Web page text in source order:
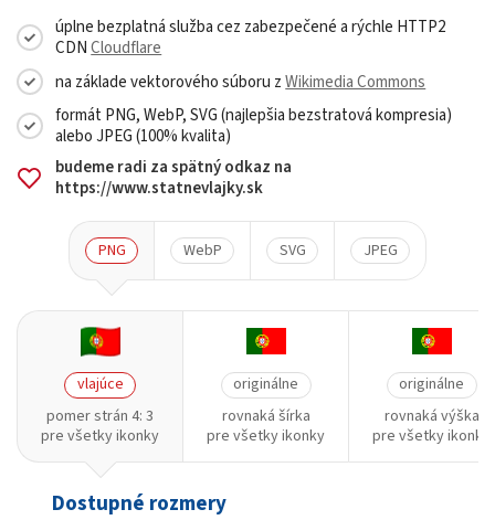
úplne bezplatná služba cez zabezpečené a rýchle HTTP2
CDNCloudflare
na základe vektorového súboru zWikimedia Commons
formát PNG, WebP, SVG (najlepšia bezstratová kompresia)
alebo JPEG (100% kvalita)
budeme radi za spätný odkaz na
https://www.statnevlajky.sk
PNG WebP SVG JPEG
vlajúce
pomer strán 4: 3
pre všetky ikonky
originálne
rovnaká šírka
pre všetky ikonky
originálne
rovnaká výška
pre všetky ikonky
Dostupné rozmery